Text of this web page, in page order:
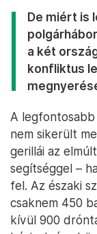
bevallásuk
kiskorú
irdatlan
hanem az a
elszenvedett
győztes
hogy kifelé
ideje
egy
tartalmáról és
De miért is